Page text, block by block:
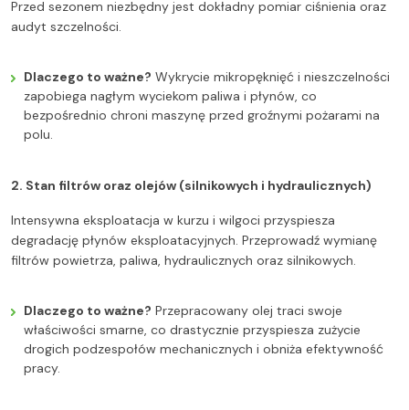
Przed sezonem niezbędny jest dokładny pomiar ciśnienia oraz
audyt szczelności.
Dlaczego to ważne? Wykrycie mikropęknięć i nieszczelności
zapobiega nagłym wyciekom paliwa i płynów, co
bezpośrednio chroni maszynę przed groźnymi pożarami na
polu.
2. Stan filtrów oraz olejów (silnikowych i hydraulicznych)
Intensywna eksploatacja w kurzu i wilgoci przyspiesza
degradację płynów eksploatacyjnych. Przeprowadź wymianę
filtrów powietrza, paliwa, hydraulicznych oraz silnikowych.
Dlaczego to ważne? Przepracowany olej traci swoje
właściwości smarne, co drastycznie przyspiesza zużycie
drogich podzespołów mechanicznych i obniża efektywność
pracy.